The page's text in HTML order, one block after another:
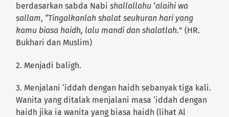
berdasarkan sabda Nabishallallahu ‘alaihi wa
sallam, “Tingalkanlah shalat seukuran hari yang
kamu biasa haidh, lalu mandi dan shalatlah.” (HR.
Bukhari dan Muslim)
2. Menjadi baligh.
3. Menjalani ‘iddah dengan haidh sebanyak tiga kali.
Wanita yang ditalak menjalani masa ‘iddah dengan
haidh jika ia wanita yang biasa haidh (lihat Al